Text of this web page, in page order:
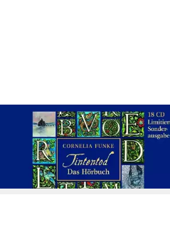
JUMBO VERLAG
Hörspiel Tintentod - Sonderausgabe
54,15 €
in 9-11 Werktagen bei dir